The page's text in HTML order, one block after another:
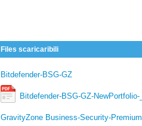
Files scaricaribili
Bitdefender-BSG-GZ
Bitdefender-BSG-GZ-
GravityZone Business-Security-